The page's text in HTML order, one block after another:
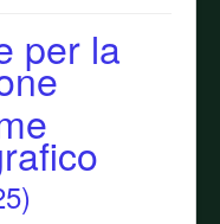
per la